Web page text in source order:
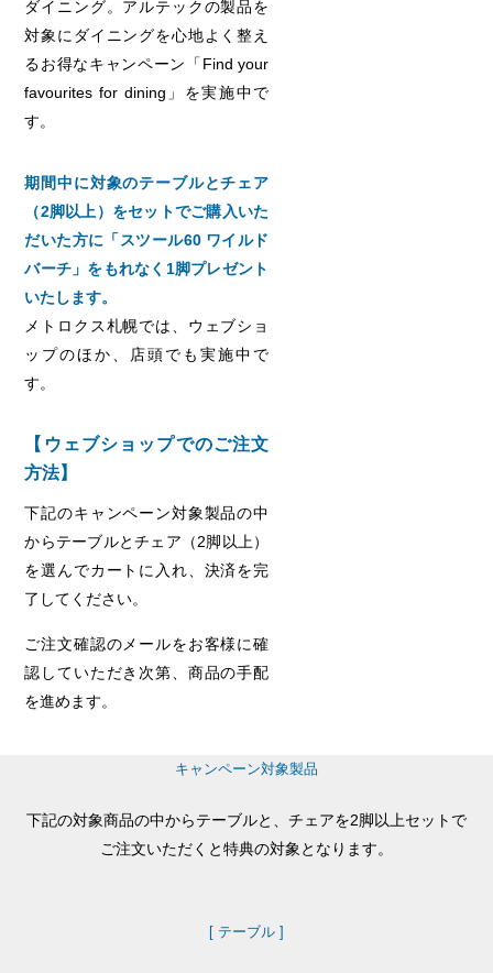
ダイニング。アルテックの製品を
対象にダイニングを心地よく整え
るお得なキャンペーン「Find your
favourites for dining」を実施中で
す。
期間中に対象のテーブルとチェア
（2脚以上）をセットでご購入いた
だいた方に「スツール60 ワイルド
バーチ」をもれなく1脚プレゼント
いたします。
メトロクス札幌では、ウェブショ
ップのほか、店頭でも実施中で
す。
【ウェブショップでのご注文
方法】
下記のキャンペーン対象製品の中
からテーブルとチェア（2脚以上）
を選んでカートに入れ、決済を完
了してください。
ご注文確認のメールをお客様に確
認していただき次第、商品の手配
を進めます。
キャンペーン対象製品
下記の対象商品の中からテーブルと、チェアを2脚以上セットで
ご注文いただくと特典の対象となります。
[ テーブル ]